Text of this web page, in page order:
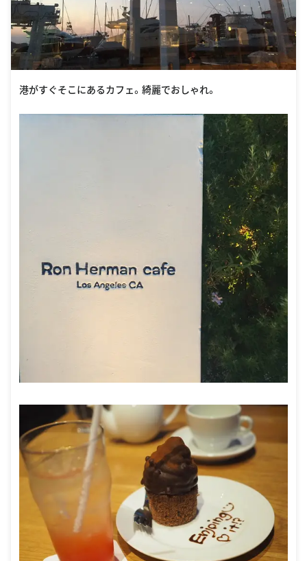
港がすぐそこにあるカフェ。綺麗でおしゃれ。